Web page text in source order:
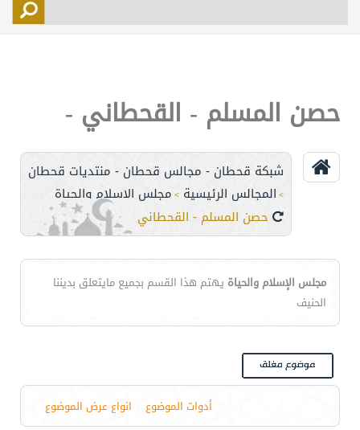
اتصل بنا
حصن المسلم - القحطاني -
شبكة قحطان - مجالس قحطان - منتديات قحطان
> المجالس الرئيسية > مجلس الإسلام والحياة
حصن المسلم - القحطاني -
مجلس الإسلام والحياة يهتم هذا القسم بجميع مايتعلق بديننا
الحنيف
أدوات الموضوع انواع عرض الموضوع